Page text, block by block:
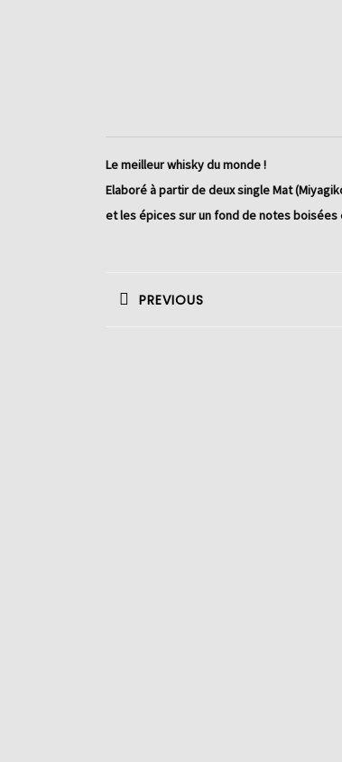
Le meilleur whisky du monde !
Elaboré à partir de deux single Mat
et les épices sur un fond de notes
dePREVIOUS